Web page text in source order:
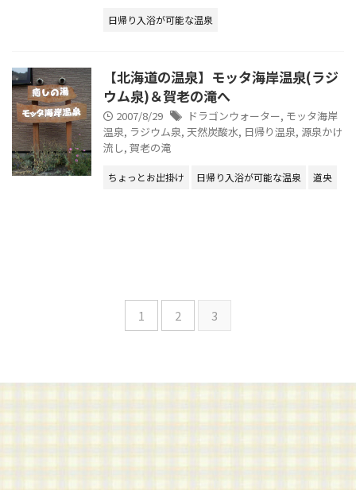
日帰り入浴が可能な温泉
【北海道の温泉】モッタ海岸温泉(ラジ
ウム泉)＆賀老の滝へ
2007/8/29 ドラゴンウォーター, モッタ海岸
温泉, ラジウム泉, 天然炭酸水, 日帰り温泉, 源泉かけ
流し, 賀老の滝
ちょっとお出掛け 日帰り入浴が可能な温泉 道央
1 2 3